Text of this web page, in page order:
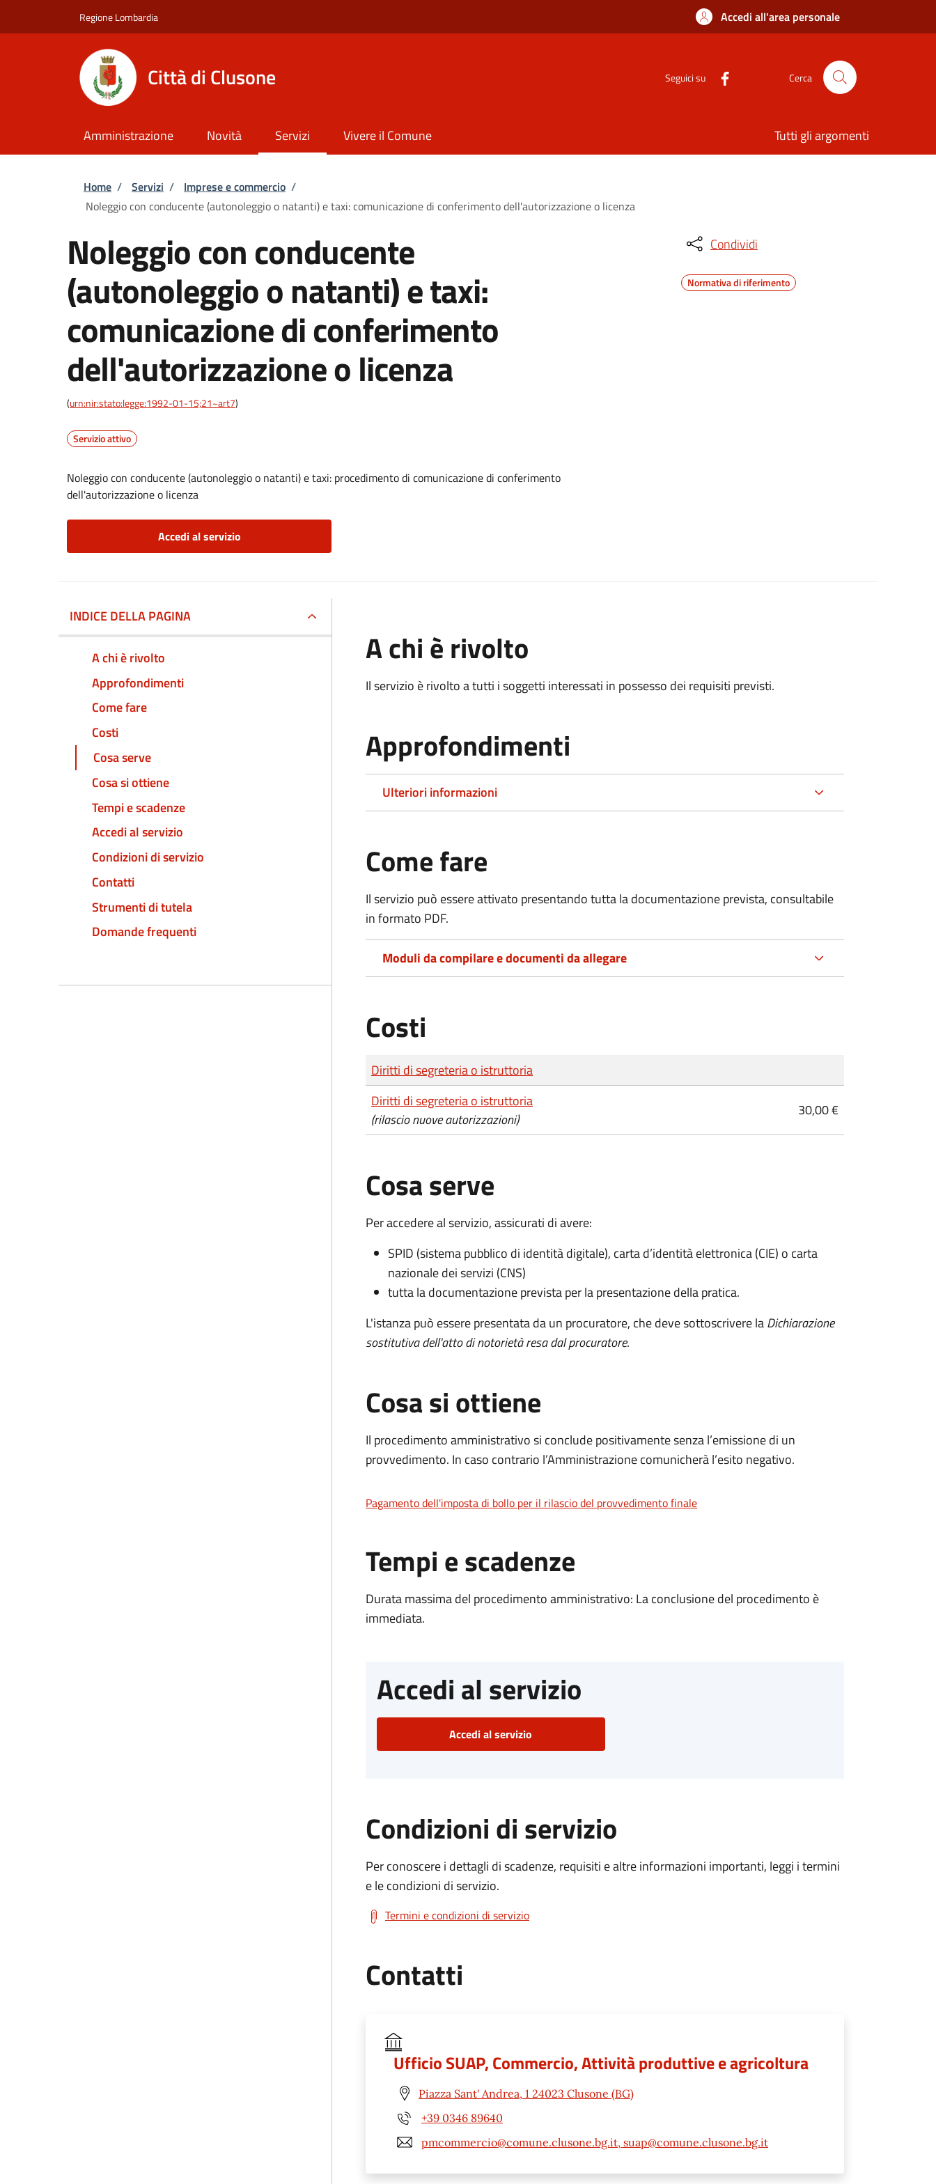
Regione Lombardia Accedi all'area personale
Città di Clusone Seguici su Cerca
Amministrazione Novità Servizi Vivere il Comune Tutti gli argomenti
Briciole di pane
Home / Servizi / Imprese e commercio /
Noleggio con conducente (autonoleggio o natanti) e taxi: comunicazione di conferimento dell'autorizzazione o licenza
Noleggio con conducente
(autonoleggio o natanti) e taxi:
comunicazione di conferimento
dell'autorizzazione o licenza
(urn:nir:stato:legge:1992-01-15;21~art7)
Servizio attivo
Noleggio con conducente (autonoleggio o natanti) e taxi: procedimento di comunicazione di conferimento
dell'autorizzazione o licenza
Accedi al servizio
Condividi
Normativa di riferimento
INDICE DELLA PAGINA
A chi è rivolto
Approfondimenti
Come fare
Costi
Cosa serve
Cosa si ottiene
Tempi e scadenze
Accedi al servizio
Condizioni di servizio
Contatti
Strumenti di tutela
Domande frequenti
A chi è rivolto
Il servizio è rivolto a tutti i soggetti interessati in possesso dei requisiti previsti.
Approfondimenti
Ulteriori informazioni
Come fare
Il servizio può essere attivato presentando tutta la documentazione prevista, consultabile
in formato PDF.
Moduli da compilare e documenti da allegare
Costi
Tipo di pagamento
Importo
Diritti di segreteria o istruttoria
Diritti di segreteria o istruttoria
(rilascio nuove autorizzazioni)
30,00 €
Cosa serve
Per accedere al servizio, assicurati di avere:
SPID (sistema pubblico di identità digitale), carta d’identità elettronica (CIE) o carta
nazionale dei servizi (CNS)
tutta la documentazione prevista per la presentazione della pratica.
L'istanza può essere presentata da un procuratore, che deve sottoscrivere laDichiarazione
sostitutiva dell'atto di notorietà resa dal procuratore.
Cosa si ottiene
Il procedimento amministrativo si conclude positivamente senza l’emissione di un
provvedimento. In caso contrario l’Amministrazione comunicherà l’esito negativo.
Pagamento dell'imposta di bollo per il rilascio del provvedimento finale
Tempi e scadenze
Durata massima del procedimento amministrativo: La conclusione del procedimento è
immediata.
Accedi al servizio
Accedi al servizio
Condizioni di servizio
Per conoscere i dettagli di scadenze, requisiti e altre informazioni importanti, leggi i termini
e le condizioni di servizio.
Termini e condizioni di servizio
Contatti
Ufficio SUAP, Commercio, Attività produttive e agricoltura
Piazza Sant' Andrea, 1 24023 Clusone (BG)
+39 0346 89640
pmcommercio@comune.clusone.bg.it, suap@comune.clusone.bg.it